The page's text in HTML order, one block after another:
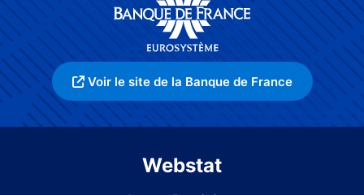
Voir le site de la Banque de France
Webstat